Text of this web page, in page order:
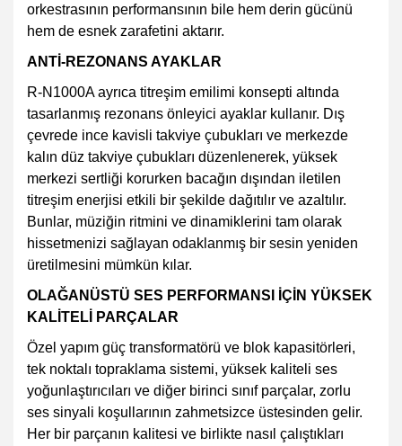
orkestrasının performansının bile hem derin gücünü
hem de esnek zarafetini aktarır.
ANTİ-REZONANS AYAKLAR
R-N1000A ayrıca titreşim emilimi konsepti altında
tasarlanmış rezonans önleyici ayaklar kullanır. Dış
çevrede ince kavisli takviye çubukları ve merkezde
kalın düz takviye çubukları düzenlenerek, yüksek
merkezi sertliği korurken bacağın dışından iletilen
titreşim enerjisi etkili bir şekilde dağıtılır ve azaltılır.
Bunlar, müziğin ritmini ve dinamiklerini tam olarak
hissetmenizi sağlayan odaklanmış bir sesin yeniden
üretilmesini mümkün kılar.
OLAĞANÜSTÜ SES PERFORMANSI İÇİN YÜKSEK
KALİTELİ PARÇALAR
Özel yapım güç transformatörü ve blok kapasitörleri,
tek noktalı topraklama sistemi, yüksek kaliteli ses
yoğunlaştırıcıları ve diğer birinci sınıf parçalar, zorlu
ses sinyali koşullarının zahmetsizce üstesinden gelir.
Her bir parçanın kalitesi ve birlikte nasıl çalıştıkları